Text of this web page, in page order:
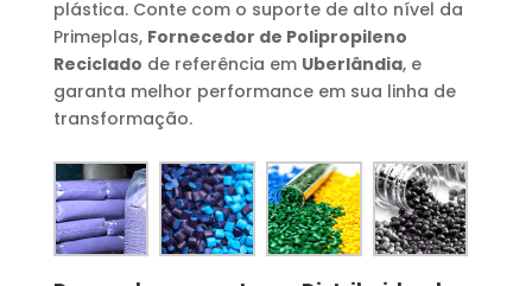
plástica. Conte com o suporte de alto nível da
Primeplas, Fornecedor de Polipropileno
Reciclado de referência em Uberlândia, e
garanta melhor performance em sua linha de
transformação.